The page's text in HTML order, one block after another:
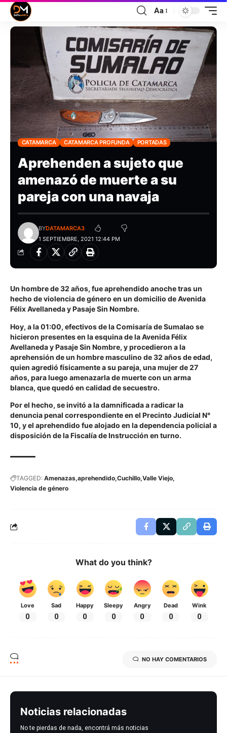
Aa
CATAMARCA CATAMARCA PROFUNDA PORTADAS
Aprehenden a sujeto que
amenazó de muerte a su
pareja con una navaja
1 SEPTIEMBRE, 2021 12:44 PM
BYDATAMARCA3
Un hombre de 32 años, fue aprehendido anoche tras un
hecho de violencia de género en un domicilio de Avenida
Félix Avellaneda y Pasaje Sin Nombre.
Hoy, a la 01:00, efectivos de la Comisaría de Sumalao se
hicieron presentes en la esquina de la Avenida Félix
Avellaneda y Pasaje Sin Nombre, y procedieron a la
aprehensión de un hombre masculino de 32 años de edad,
quien agredió físicamente a su pareja, una mujer de 27
años, para luego amenazarla de muerte con un arma
blanca, que quedó en calidad de secuestro.
Por el hecho, se invitó a la damnificada a radicar la
denuncia penal correspondiente en el Precinto Judicial N°
10, y el aprehendido fue alojado en la dependencia policial a
disposición de la Fiscalía de Instrucción en turno.
TAGGED: Amenazas aprehendido Cuchillo Valle Viejo
Violencia de género
What do you think?
Love
0
Sad
0
Happy
0
Sleepy
0
Angry
0
Dead
0
Wink
0
NO HAY COMENTARIOS
Noticias relacionadas
No te pierdas de nada, encontrá más noticias